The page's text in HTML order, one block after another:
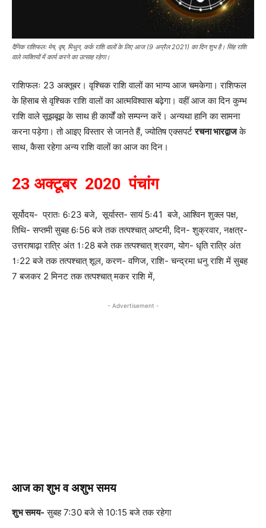
दैनिक राशिफलः मेष, वृष, मिथुन, कर्क राशि वालों के लिए आज (9 अप्रैल 2021) का दिन शुभ है। सिंह राशि
वाले व्यक्तियों में कार्य करने का उत्साह रहेगा।
राशिफलः 23 अक्तूबर। वृश्चिक राशि वालों का भाग्य आज चमकेगा। राशिफल
के हिसाब से वृश्चिक राशि वालों का आत्मविश्वास बढ़ेगा। वहीं आज का दिन कुम्भ
राशि वाले सूझबूझ के साथ ही कार्यों को सम्पन्न करें। अन्यथा हानि का सामना
करना पड़ेगा। तो आइए विस्तार से जानते हैं, ज्योतिष एक्सपर्टरचना भारद्वाजके
साथ, कैसा रहेगा अन्य राशि वालों का आज का दिन।
23 अक्टूबर 2020 पंचांग
सूर्योदय- प्रातः 6ः23 बजे, सूर्यास्त- सायं 5ः41 बजे, आश्विन शुक्ल पक्ष,
तिथि- सप्तमी सुबह 6ः56 बजे तक तत्पश्चात् अष्टमी, दिन- शुक्रवार, नक्षत्र-
उत्तराषाढ़ा रात्रि अंत 1ः28 बजे तक तत्पश्चात् श्रवण, योग- धृति रात्रि अंत
1ः22 बजे तक तत्पश्चात् शूल, करण- वणिज, राशि- चन्द्रमा धनु राशि में सुबह
7 बजकर 2 मिनट तक तत्पश्चात् मकर राशि में,
- Advertisement -
आज का शुभ व अशुभ समय
शुभ समय- सुबह 7:30 बजे से 10:15 बजे तक रहेगा